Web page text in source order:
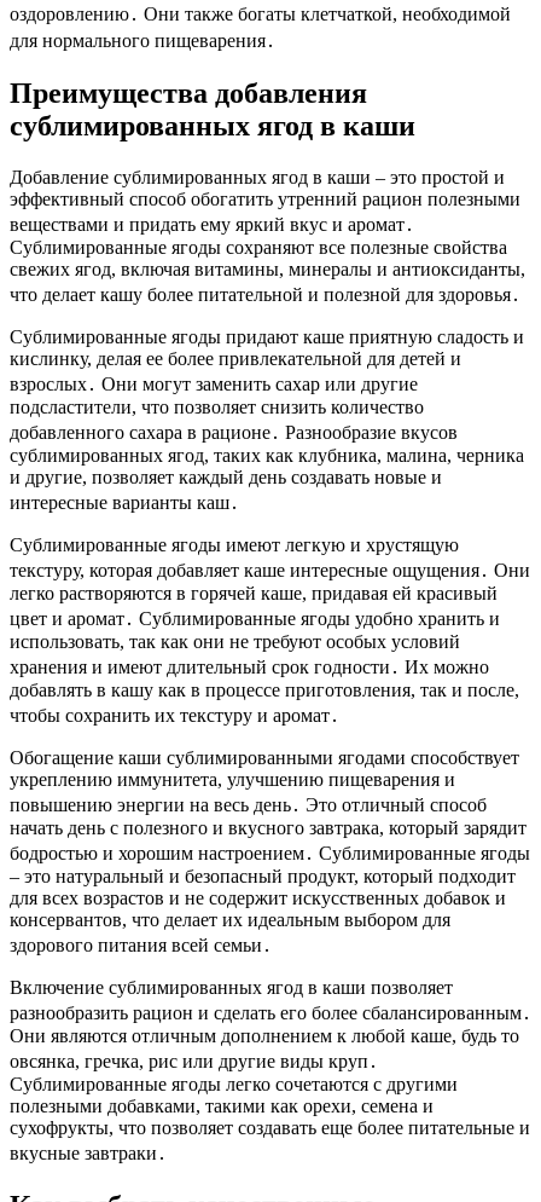
оздоровлению․ Они также богаты клетчаткой, необходимой
для нормального пищеварения․
Преимущества добавления
сублимированных ягод в каши
Добавление сублимированных ягод в каши – это простой и
эффективный способ обогатить утренний рацион полезными
веществами и придать ему яркий вкус и аромат․
Сублимированные ягоды сохраняют все полезные свойства
свежих ягод, включая витамины, минералы и антиоксиданты,
что делает кашу более питательной и полезной для здоровья․
Сублимированные ягоды придают каше приятную сладость и
кислинку, делая ее более привлекательной для детей и
взрослых․ Они могут заменить сахар или другие
подсластители, что позволяет снизить количество
добавленного сахара в рационе․ Разнообразие вкусов
сублимированных ягод, таких как клубника, малина, черника
и другие, позволяет каждый день создавать новые и
интересные варианты каш․
Сублимированные ягоды имеют легкую и хрустящую
текстуру, которая добавляет каше интересные ощущения․ Они
легко растворяются в горячей каше, придавая ей красивый
цвет и аромат․ Сублимированные ягоды удобно хранить и
использовать, так как они не требуют особых условий
хранения и имеют длительный срок годности․ Их можно
добавлять в кашу как в процессе приготовления, так и после,
чтобы сохранить их текстуру и аромат․
Обогащение каши сублимированными ягодами способствует
укреплению иммунитета, улучшению пищеварения и
повышению энергии на весь день․ Это отличный способ
начать день с полезного и вкусного завтрака, который зарядит
бодростью и хорошим настроением․ Сублимированные ягоды
– это натуральный и безопасный продукт, который подходит
для всех возрастов и не содержит искусственных добавок и
консервантов, что делает их идеальным выбором для
здорового питания всей семьи․
Включение сублимированных ягод в каши позволяет
разнообразить рацион и сделать его более сбалансированным․
Они являются отличным дополнением к любой каше, будь то
овсянка, гречка, рис или другие виды круп․
Сублимированные ягоды легко сочетаются с другими
полезными добавками, такими как орехи, семена и
сухофрукты, что позволяет создавать еще более питательные и
вкусные завтраки․